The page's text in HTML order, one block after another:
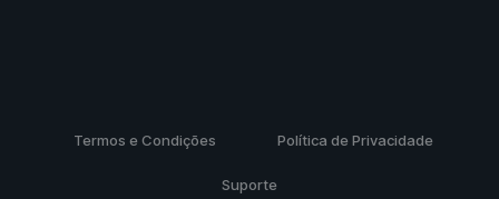
Termos e Condições Política de Privacidade
Suporte